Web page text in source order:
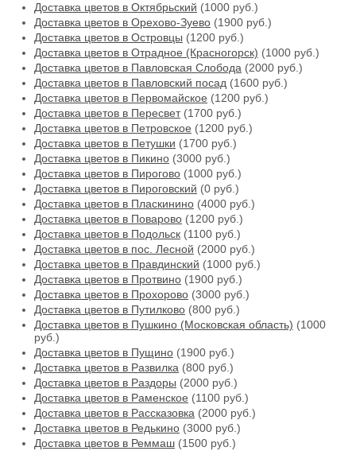
Доставка цветов в Октябрьский (1000 руб.)
Доставка цветов в Орехово-Зуево (1900 руб.)
Доставка цветов в Островцы (1200 руб.)
Доставка цветов в Отрадное (Красногорск) (1000 руб.)
Доставка цветов в Павловская Слобода (2000 руб.)
Доставка цветов в Павловский посад (1600 руб.)
Доставка цветов в Первомайское (1200 руб.)
Доставка цветов в Пересвет(1700 руб.)
Доставка цветов в Петровское (1200 руб.)
Доставка цветов в Петушки (1700 руб.)
Доставка цветов в Пикино (3000 руб.)
Доставка цветов в Пирогово (1000 руб.)
Доставка цветов в Пироговский (0 руб.)
Доставка цветов в Пласкинино (4000 руб.)
Доставка цветов в Поварово (1200 руб.)
Доставка цветов в Подольск (1100 руб.)
Доставка цветов в пос. Лесной (2000 руб.)
Доставка цветов в Правдинский (1000 руб.)
Доставка цветов в Протвино (1900 руб.)
Доставка цветов в Прохорово (3000 руб.)
Доставка цветов в Путилково (800 руб.)
Доставка цветов в Пушкино (Московская область) (1000
руб.)
Доставка цветов в Пущино (1900 руб.)
Доставка цветов в Развилка (800 руб.)
Доставка цветов в Раздоры (2000 руб.)
Доставка цветов в Раменское (1100 руб.)
Доставка цветов в Рассказовка (2000 руб.)
Доставка цветов в Редькино (3000 руб.)
Доставка цветов в Реммаш (1500 руб.)